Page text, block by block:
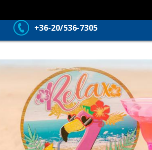
+36-20/536-7305